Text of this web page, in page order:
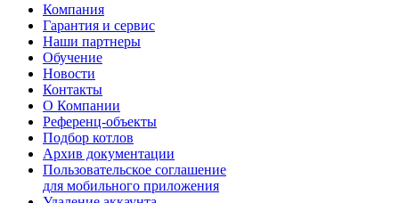
Компания
Гарантия и сервис
Наши партнеры
Обучение
Новости
Контакты
О Компании
Референц-объекты
Подбор котлов
Архив документации
Пользовательское соглашение
для мобильного приложения